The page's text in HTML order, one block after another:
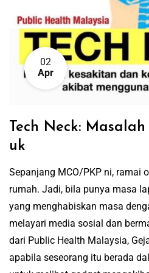
02
Apr
Tech Neck:
uk
Sepanjang MCO/PKP ni, ramai
rumah. Jadi, bila punya masa
yang menghabiskan masa
melayari media sosial dan
dari Public Health Malaysia,
apabila seseorang itu berada